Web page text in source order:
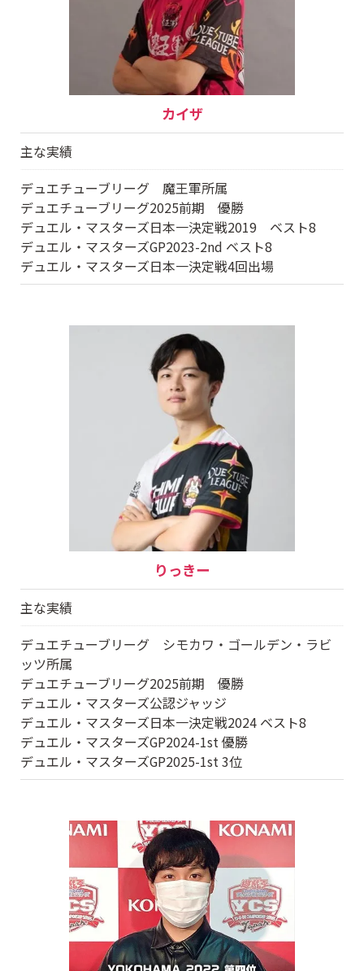
カイザ
主な実績
デュエチューブリーグ 魔王軍所属
デュエチューブリーグ2025前期 優勝
デュエル・マスターズ日本一決定戦2019 ベスト8
デュエル・マスターズGP2023-2nd ベスト8
デュエル・マスターズ日本一決定戦4回出場
りっきー
主な実績
デュエチューブリーグ シモカワ・ゴールデン・ラビ
ッツ所属
デュエチューブリーグ2025前期 優勝
デュエル・マスターズ公認ジャッジ
デュエル・マスターズ日本一決定戦2024 ベスト8
デュエル・マスターズGP2024-1st 優勝
デュエル・マスターズGP2025-1st 3位